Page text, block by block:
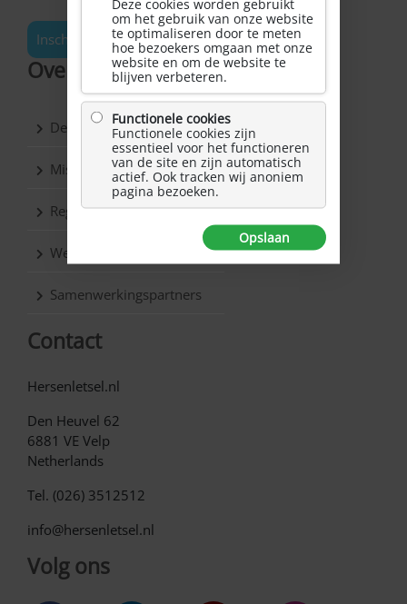
Inschrijven
Over Hersenletsel.nl
De vereniging
Missie & Visie
Regio’s
Werkgroepen
Samenwerkingspartners
Contact
Hersenletsel.nl
Den Heuvel 62
6881 VE Velp
Netherlands
Tel. (026) 3512512
info@hersenletsel.nl
Volg ons
Deze cookies worden gebruikt
om het gebruik van onze website
te optimaliseren door te meten
hoe bezoekers omgaan met onze
website en om de website te
blijven verbeteren.
Functionele cookies
Functionele cookies zijn
essentieel voor het functioneren
van de site en zijn automatisch
actief. Ook tracken wij anoniem
pagina bezoeken.
Opslaan